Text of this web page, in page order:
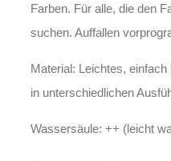
Farben. Für alle, die den
suchen. Auffallen
Material: Leichtes,
in unterschiedlichen
Wassersäule: ++ (leicht